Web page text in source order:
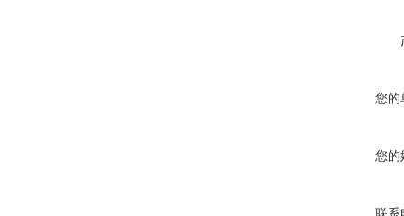
您的
您的